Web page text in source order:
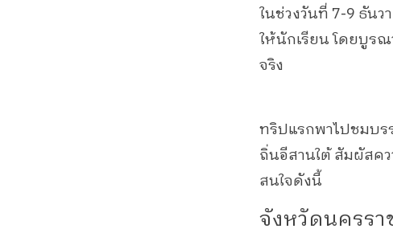
ในช่วงวันที่ 7-9 ธัน
ให้นักเรียน โดยบูรณ
จริง
ทริปแรกพาไปชมบร
ถิ่นอีสานใต้ สัมผัสค
สนใจดังนี้
จังหวัดนครรา